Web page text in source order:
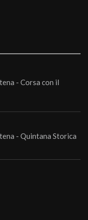
- Corsa con il
- Quintana Storica